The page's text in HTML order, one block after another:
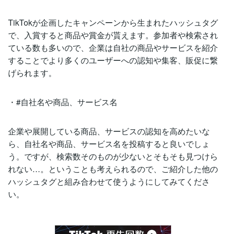
TikTokが企画したキャンペーンから生まれたハッシュタグ
で、入賞すると商品や賞金が貰えます。参加者や検索され
ている数も多いので、企業は自社の商品やサービスを紹介
することでより多くのユーザーへの認知や集客、販促に繋
げられます。
・#自社名や商品、サービス名
企業や展開している商品、サービスの認知を高めたいな
ら、自社名や商品、サービス名を投稿すると良いでしょ
う。ですが、検索数そのものが少ないとそもそも見つけら
れない…。ということも考えられるので、ご紹介した他の
ハッシュタグと組み合わせて使うようにしてみてくださ
い。